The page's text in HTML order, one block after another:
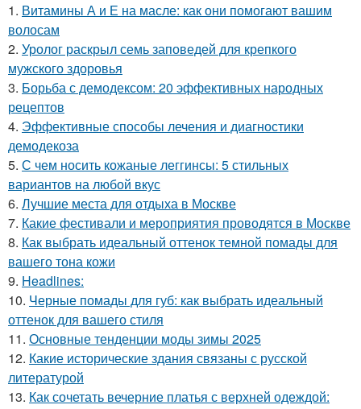
1. Витамины А и Е на масле: как они помогают вашим
волосам
2. Уролог раскрыл семь заповедей для крепкого
мужского здоровья
3. Борьба с демодексом: 20 эффективных народных
рецептов
4. Эффективные способы лечения и диагностики
демодекоза
5. С чем носить кожаные леггинсы: 5 стильных
вариантов на любой вкус
6. Лучшие места для отдыха в Москве
7. Какие фестивали и мероприятия проводятся в Москве
8. Как выбрать идеальный оттенок темной помады для
вашего тона кожи
9. Headlines:
10. Черные помады для губ: как выбрать идеальный
оттенок для вашего стиля
11. Основные тенденции моды зимы 2025
12. Какие исторические здания связаны с русской
литературой
13. Как сочетать вечерние платья с верхней одеждой: